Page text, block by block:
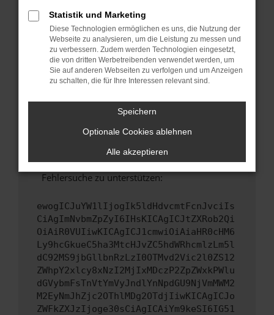
Stelle sicher, dass dein Browser und dein
Betriebssystem auf dem neuesten Stand
sind.
Veraltete Software birgt nicht nur ein
Sicherheitsrisiko, sondern kann auch dazu
führen, dass bestimmte Funktionen nicht mehr
Wende dich an den Webseitenbetreiber.
hast, kontaktiere uns bitte. Wir werden
versuchen, das Problem zu beheben. Du kannst
uns diesen Text schicken, um uns bei der
Fehlersuche zu unterstützen:
ewogICJuYW1lIjogIk5ldHdvcmtFcnJvciIs
CiAgImNvbmZpZyI6IHsKICAgICJtZXRob2Qi
OiAiR0VUIiwKICAgICJ1cmwiOiAiaHR0cHM6
Ly9hcGkueC5ha3MtcHJvZC5hdWRhcmlzLm5l
dC92MS9jbGllbnRzLzI0OTMvd2Vic2l0ZS12
ZWhpY2xlcy8xNzI2MjIxMDczP2ZpZWxkPWlu
dGVybmFsTnVtYmVyJndlYnNpdGU9NjVmMWM2
M2EyNmJhZjc2OThlMDg2OTdjIiwKICAgICJo
ZWFkZXJzIjoge30sCiAgICAiYm9keSI6IG51
Statistik und Marketing
Diese Technologien ermöglichen es uns, die Nutzung der
Webseite zu analysieren, um die Leistung zu messen und
zu verbessern. Zudem werden Technologien eingesetzt,
die von dritten Werbetreibenden verwendet werden, um
Sie auf anderen Webseiten zu verfolgen und um Anzeigen
zu schalten, die für Ihre Interessen relevant sind.
Speichern
Optionale Cookies ablehnen
Alle akzeptieren